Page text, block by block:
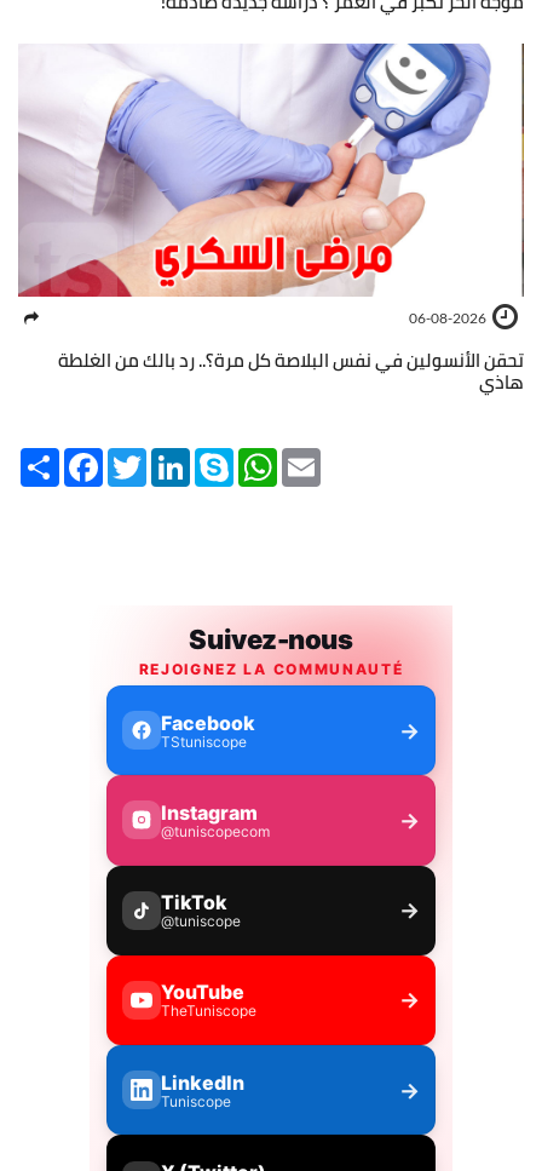
06-08-2026
تحقن الأنسولين في نفس البلاصة كل مرة؟.. رد بالك من الغلطة
هاذي
Share FacebookTwitterLinkedInSkype WhatsApp